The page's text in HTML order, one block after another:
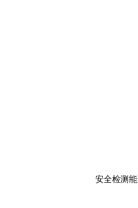
安全检测